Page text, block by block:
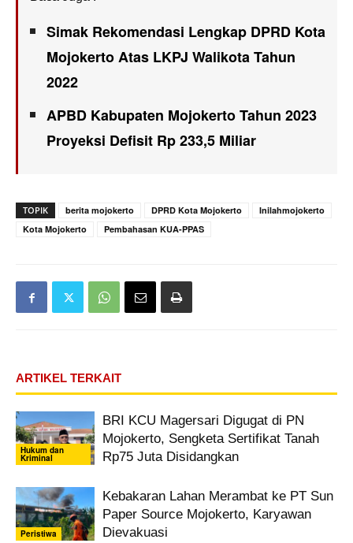
Simak Rekomendasi Lengkap DPRD Kota
Mojokerto Atas LKPJ Walikota Tahun
2022
APBD Kabupaten Mojokerto Tahun 2023
Proyeksi Defisit Rp 233,5 Miliar
TOPIK berita mojokerto DPRD Kota Mojokerto
Inilahmojokerto
Kota Mojokerto
Pembahasan KUA-PPAS
ARTIKEL TERKAIT
Hukum dan
Kriminal
BRI KCU Magersari Digugat di PN
Mojokerto, Sengketa Sertifikat Tanah
Rp75 Juta Disidangkan
Peristiwa
Kebakaran Lahan Merambat ke PT Sun
Paper Source Mojokerto, Karyawan
Dievakuasi